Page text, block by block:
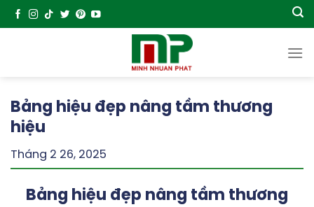
Chuyển
đến
Bảng hiệu đẹp nâng tầm thương
hiệu
Tháng 2 26, 2025
Bảng hiệu đẹp nâng tầm thương